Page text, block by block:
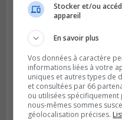
Publié le 6 juillet 2026 à 09h33
Longueuil conclue
valoriser des
Stocker et/ou
appareil
En savoir plus
Vos données à caractère
informations liées à votre
uniques et autres types de
et consultées par 66
ou utilisées
nous-mêmes sommes
géolocalisation précises.